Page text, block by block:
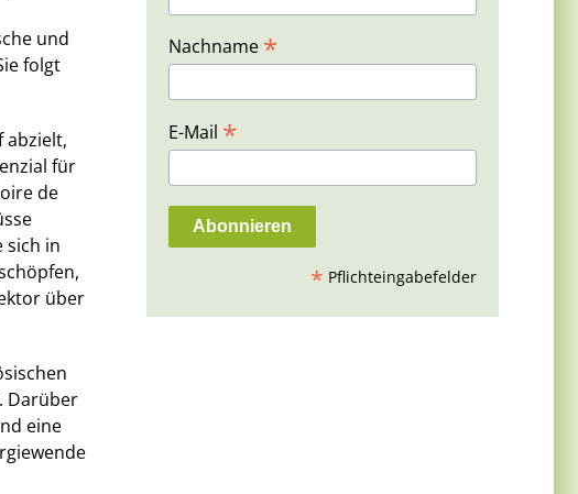
und
folgt
abzielt,
für
de
sich in
über
Darüber
eine
Nachname *
E-Mail *
* Pflichteingabefelder